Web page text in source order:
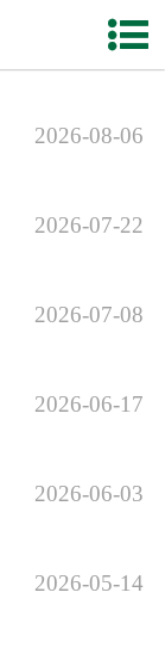
籽油
萄籽油
资讯
官网
2026-08-06
2026-07-22
2026-07-08
2026-06-17
2026-06-03
2026-05-14